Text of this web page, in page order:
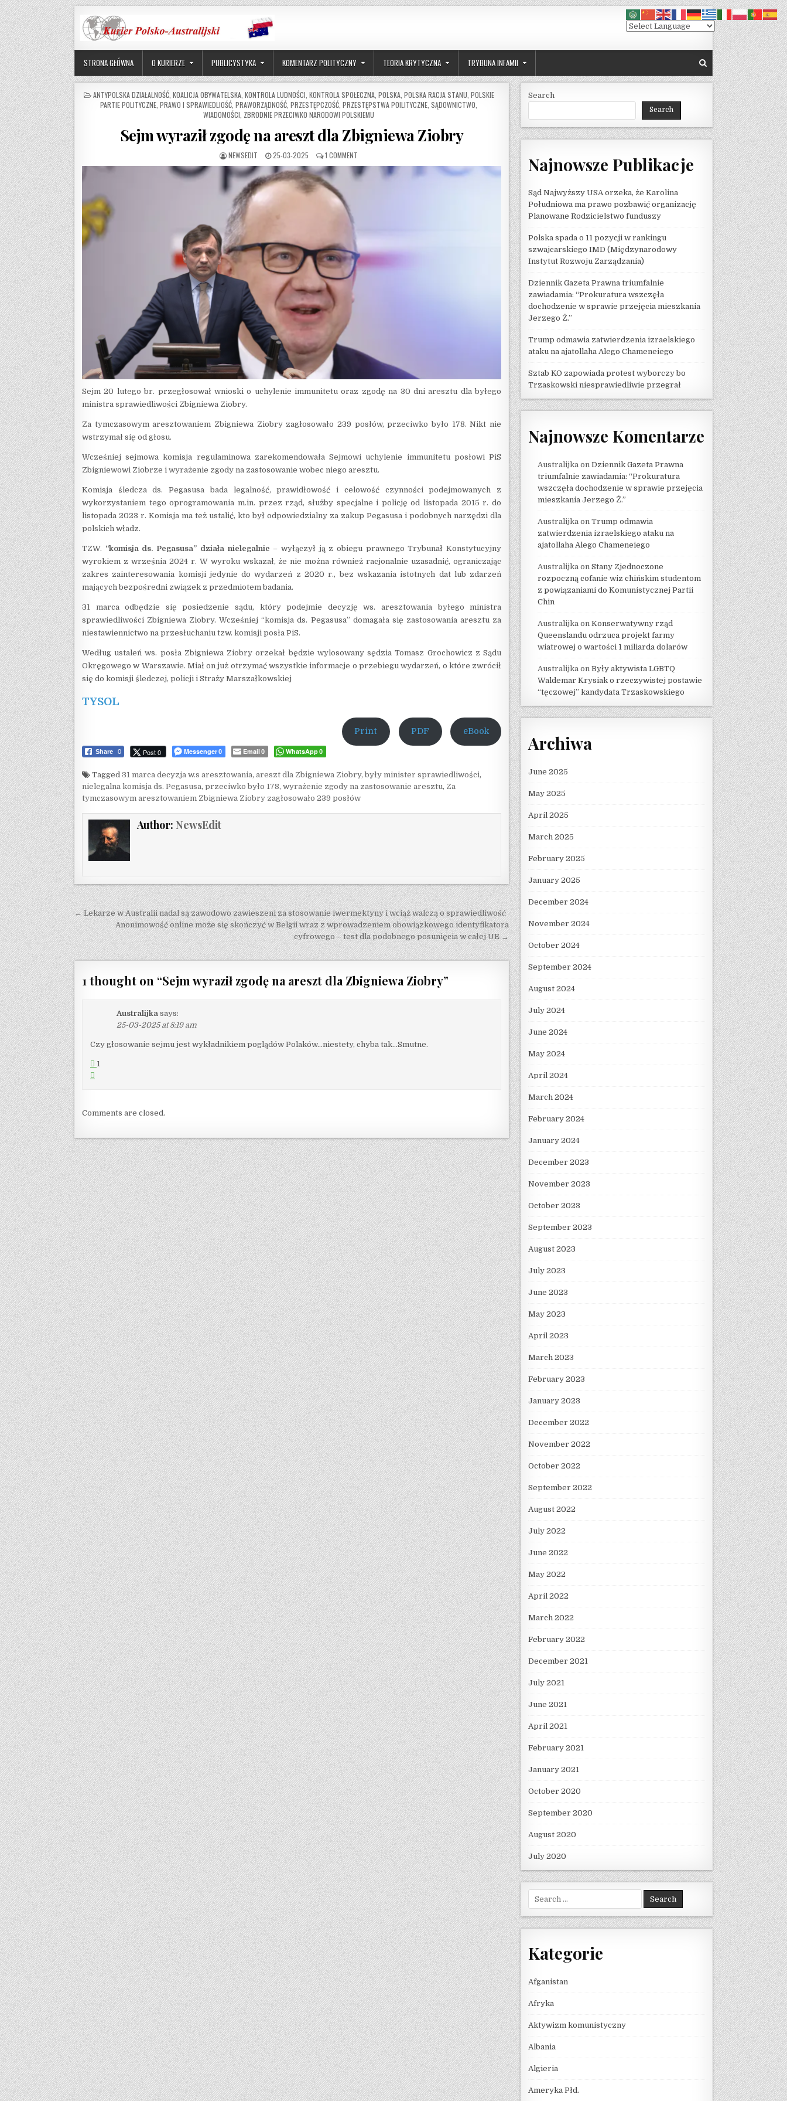
Skip to content
STRONA GŁÓWNA O KURIERZE PUBLICYSTYKA KOMENTARZ POLITYCZNY TEORIA KRYTYCZNA TRYBUNA INFAMII
POSTED IN
ANTYPOLSKA DZIAŁALNOŚĆ, KOALICJA OBYWATELSKA, KONTROLA LUDNOŚCI KONTROLA SPOŁECZNA, POLSKA, POLSKA RACJA STANU POLSKIE
PARTIE POLITYCZNE ,PRAWO I SPRAWIEDLIOŚĆ ,PRAWORZĄDNOŚĆ ,PRZESTĘPCZOŚĆ ,PRZESTĘPSTWA POILITYCZNE ,SĄDOWNICTWO
WIADOMOŚCI ZBRODNIE PRZECIWKO NARODOWI POLSKIEMU
Sejm wyraził zgodę na areszt dla Zbigniewa Ziobry
AUTHOR:
NEWSEDIT PUBLISHED DATE:
25-03-2025 1 COMMENT ON SEJM WYRAZIŁ ZGODĘ NA ARESZT DLA ZBIGNIEWA ZIOBRY
Sejm 20 lutego br. przegłosował wnioski o uchylenie immunitetu oraz zgodę na 30 dni aresztu dla byłego
ministra sprawiedliwości Zbigniewa Ziobry.
Za tymczasowym aresztowaniem Zbigniewa Ziobry zagłosowało 239 posłów, przeciwko było 178. Nikt nie
wstrzymał się od głosu.
Wcześniej sejmowa komisja regulaminowa zarekomendowała Sejmowi uchylenie immunitetu posłowi PiS
Zbigniewowi Ziobrze i wyrażenie zgody na zastosowanie wobec niego aresztu.
Komisja śledcza ds. Pegasusa bada legalność, prawidłowość i celowość czynności podejmowanych z
wykorzystaniem tego oprogramowania m.in. przez rząd, służby specjalne i policję od listopada 2015 r. do
listopada 2023 r. Komisja ma też ustalić, kto był odpowiedzialny za zakup Pegasusa i podobnych narzędzi dla
polskich władz.
TZW. “komisja ds. Pegasusa” działa nielegalnie – wyłączył ją z obiegu prawnego Trybunał Konstytucyjny
wyrokiem z września 2024 r. W wyroku wskazał, że nie można również racjonalnie uzasadnić, ograniczając
zakres zainteresowania komisji jedynie do wydarzeń z 2020 r., bez wskazania istotnych dat lub zdarzeń
mających bezpośredni związek z przedmiotem badania.
31 marca odbędzie się posiedzenie sądu, który podejmie decyzję ws. aresztowania byłego ministra
sprawiedliwości Zbigniewa Ziobry. Wcześniej “komisja ds. Pegasusa” domagała się zastosowania aresztu za
niestawiennictwo na przesłuchaniu tzw. komisji posła PiS.
Według ustaleń ws. posła Zbigniewa Ziobry orzekał będzie wylosowany sędzia Tomasz Grochowicz z Sądu
Okręgowego w Warszawie. Miał on już otrzymać wszystkie informacje o przebiegu wydarzeń, o które zwrócił
się do komisji śledczej, policji i Straży Marszałkowskiej
TYSOL
Print PDF eBook
Share 0 Post 0 Messenger0 Email0 WhatsApp0
Tagged 31 marca decyzja w.s aresztowania, areszt dla Zbigniewa Ziobry,były minister sprawiedliwości,
nielegalna komisja ds. Pegasusa, przeciwko było 178, wyrażenie zgody na zastosowanie aresztu, Za
tymczasowym aresztowaniem Zbigniewa Ziobry zagłosowało 239 posłów
Author: NewsEdit
Post navigation
← Lekarze w Australii nadal są zawodowo zawieszeni za stosowanie iwermektyny i wciąż walczą o sprawiedliwość
Anonimowość online może się skończyć w Belgii wraz z wprowadzeniem obowiązkowego identyfikatora
cyfrowego – test dla podobnego posunięcia w całej UE →
1 thought on “Sejm wyraził zgodę na areszt dla Zbigniewa Ziobry”
Australijka says:
25-03-2025 at 8:19 am
Czy głosowanie sejmu jest wykładnikiem poglądów Polaków…niestety, chyba tak…Smutne.
1
Comments are closed.
Search
Search
Najnowsze Publikacje
Sąd Najwyższy USA orzeka, że ​​Karolina
Południowa ma prawo pozbawić organizację
Planowane Rodzicielstwo funduszy
Polska spada o 11 pozycji w rankingu
szwajcarskiego IMD (Międzynarodowy
Instytut Rozwoju Zarządzania)
Dziennik Gazeta Prawna triumfalnie
zawiadamia: “Prokuratura wszczęła
dochodzenie w sprawie przejęcia mieszkania
Jerzego Ż.”
Trump odmawia zatwierdzenia izraelskiego
ataku na ajatollaha Alego Chameneiego
Sztab KO zapowiada protest wyborczy bo
Trzaskowski niesprawiedliwie przegrał
Najnowsze Komentarze
Australijkaon Dziennik Gazeta Prawna
triumfalnie zawiadamia: “Prokuratura
wszczęła dochodzenie w sprawie przejęcia
mieszkania Jerzego Ż.”
Australijkaon Trump odmawia
zatwierdzenia izraelskiego ataku na
ajatollaha Alego Chameneiego
Australijkaon Stany Zjednoczone
rozpoczną cofanie wiz chińskim studentom
z powiązaniami do Komunistycznej Partii
Chin
Australijkaon Konserwatywny rząd
Queenslandu odrzuca projekt farmy
wiatrowej o wartości 1 miliarda dolarów
Australijkaon Były aktywista LGBTQ
Waldemar Krysiak o rzeczywistej postawie
“tęczowej” kandydata Trzaskowskiego
Archiwa
June 2025
May 2025
April 2025
March 2025
February 2025
January 2025
December 2024
November 2024
October 2024
September 2024
August 2024
July 2024
June 2024
May 2024
April 2024
March 2024
February 2024
January 2024
December 2023
November 2023
October 2023
September 2023
August 2023
July 2023
June 2023
May 2023
April 2023
March 2023
February 2023
January 2023
December 2022
November 2022
October 2022
September 2022
August 2022
July 2022
June 2022
May 2022
April 2022
March 2022
February 2022
December 2021
July 2021
June 2021
April 2021
February 2021
January 2021
October 2020
September 2020
August 2020
July 2020
Search for:
Kategorie
Afganistan
Afryka
Aktywizm komunistyczny
Albania
Algieria
Ameryka Płd.